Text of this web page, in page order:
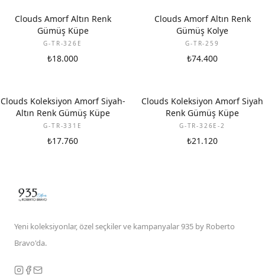
Clouds Amorf Altın Renk
Gümüş Küpe
G-TR-326E
₺18.000
Clouds Amorf Altın Renk
Gümüş Kolye
G-TR-259
₺74.400
Clouds Koleksiyon Amorf Siyah-
Altın Renk Gümüş Küpe
G-TR-331E
₺17.760
Clouds Koleksiyon Amorf Siyah
Renk Gümüş Küpe
G-TR-326E-2
₺21.120
Yeni koleksiyonlar, özel seçkiler ve kampanyalar 935 by Roberto
Bravo'da.